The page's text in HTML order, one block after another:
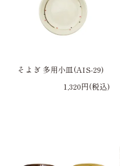
そよぎ 多用小皿(AIS-29)
1,320円(税込)